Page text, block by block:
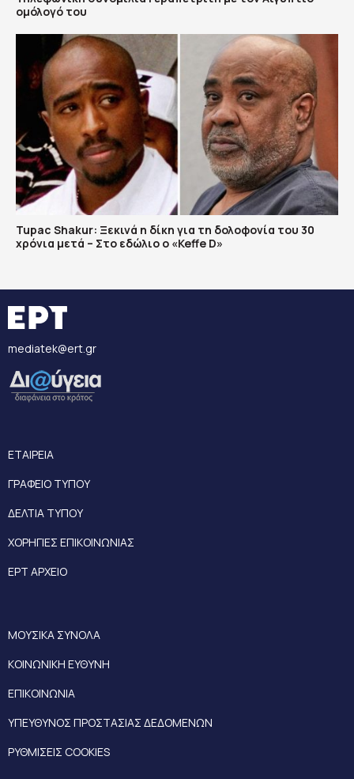
ομόλογό του
Tupac Shakur: Ξεκινά η δίκη για τη δολοφονία του 30
χρόνια μετά – Στο εδώλιο ο «Keffe D»
mediatek@ert.gr
ΕΤΑΙΡΕΙΑ
ΓΡΑΦΕΙΟ ΤΥΠΟΥ
ΔΕΛΤΙΑ ΤΥΠΟΥ
ΧΟΡΗΓΙΕΣ ΕΠΙΚΟΙΝΩΝΙΑΣ
ΕΡΤ ΑΡΧΕΙΟ
ΜΟΥΣΙΚΑ ΣΥΝΟΛΑ
ΚΟΙΝΩΝΙΚΗ ΕΥΘΥΝΗ
ΕΠΙΚΟΙΝΩΝΙΑ
ΥΠΕΥΘΥΝΟΣ ΠΡΟΣΤΑΣΙΑΣ ΔΕΔΟΜΕΝΩΝ
ΡΥΘΜΙΣΕΙΣ COOKIES